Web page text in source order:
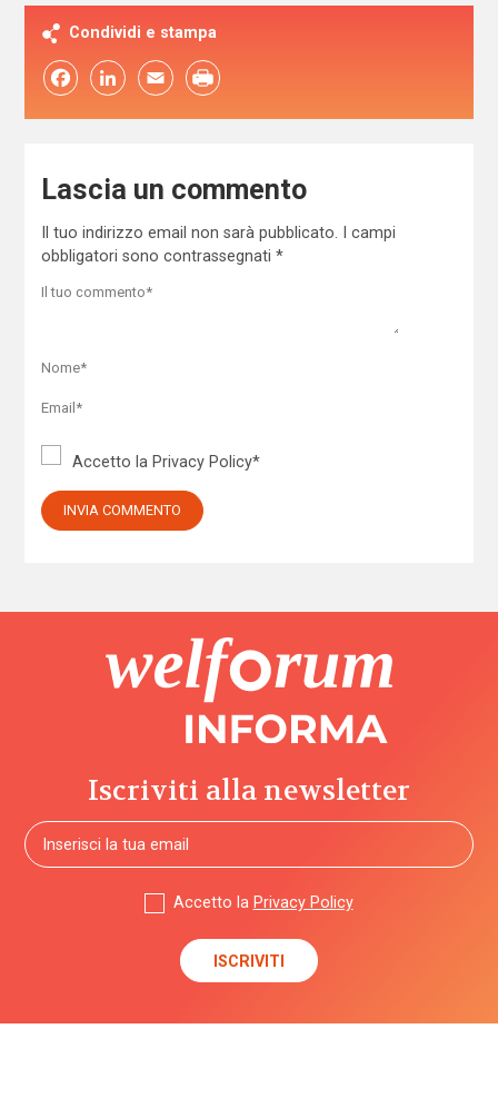
Condividi e stampa
FacebookLinkedIn Email
Lascia un commento
Il tuo indirizzo email non sarà pubblicato.
I campi
obbligatori sono contrassegnati *
Accetto la Privacy Policy*
Iscriviti alla newsletter
Accetto la Privacy Policy